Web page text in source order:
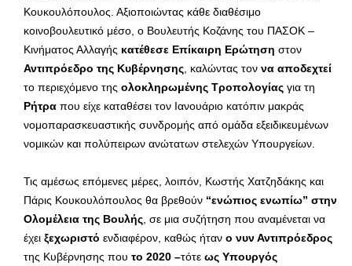
Κουκουλόπουλος. Αξιοποιώντας κάθε διαθέσιμο
κοινοβουλευτικό μέσο, ο Βουλευτής Κοζάνης του ΠΑΣΟΚ –
Κινήματος Αλλαγής κατέθεσε Επίκαιρη Ερώτηση στον
Αντιπρόεδρο της Κυβέρνησης , καλώντας τον να αποδεχτεί
το περιεχόμενο της ολοκληρωμένης Τροπολογίας για τη
Ρήτρα που είχε καταθέσει τον Ιανουάριο κατόπιν μακράς
νομοπαρασκευαστικής συνδρομής από ομάδα εξειδικευμένων
νομικών και πολύπειρων ανώτατων στελεχών Υπουργείων.
Τις αμέσως επόμενες μέρες, λοιπόν, Κωστής Χατζηδάκης και
Πάρις Κουκουλόπουλος θα βρεθούν “ενώπιος ενωπίω” στην
Ολομέλεια της Βουλής , σε μια συζήτηση που αναμένεται να
έχει ξεχωριστό ενδιαφέρον, καθώς ήταν ο νυν Αντιπρόεδρος
της Κυβέρνησης που το 2020 –τότε ως Υπουργός